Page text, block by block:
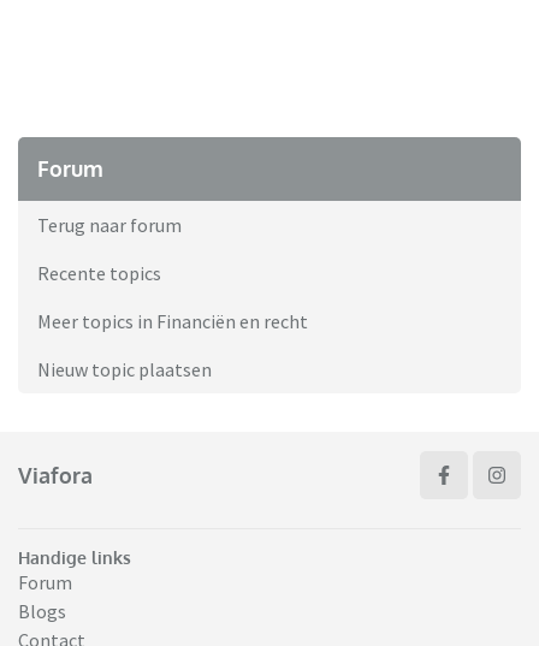
Forum
Terug naar forum
Recente topics
Meer topics in Financiën en recht
Nieuw topic plaatsen
Viafora
Handige links
Forum
Blogs
Contact